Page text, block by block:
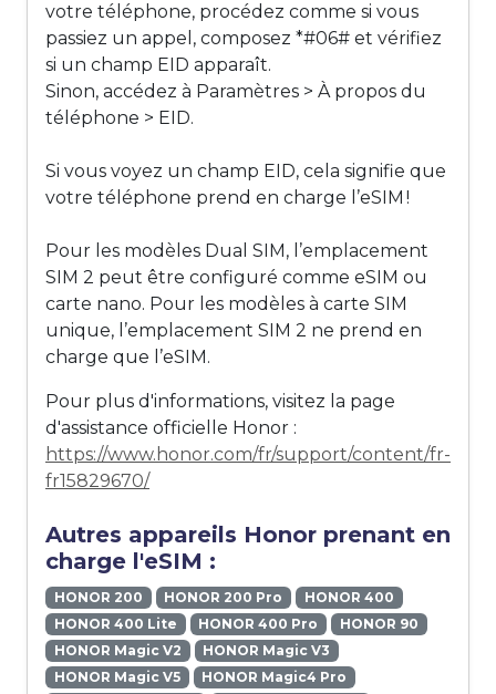
votre téléphone, procédez comme si vous
passiez un appel, composez *#06# et vérifiez
si un champ EID apparaît.
Sinon, accédez à Paramètres > À propos du
téléphone > EID.
Si vous voyez un champ EID, cela signifie que
votre téléphone prend en charge l’eSIM !
Pour les modèles Dual SIM, l’emplacement
SIM 2 peut être configuré comme eSIM ou
carte nano. Pour les modèles à carte SIM
unique, l’emplacement SIM 2 ne prend en
charge que l’eSIM.
Pour plus d'informations, visitez la page
d'assistance officielle Honor :
https://www.honor.com/fr/support/content/fr-
fr15829670/
Autres appareils Honor prenant en
charge l'eSIM :
HONOR 200 HONOR 200 Pro
HONOR 400
HONOR 400 Lite
HONOR 400 Pro
HONOR 90
HONOR Magic V2
HONOR Magic V3
HONOR Magic V5
HONOR Magic4 Pro